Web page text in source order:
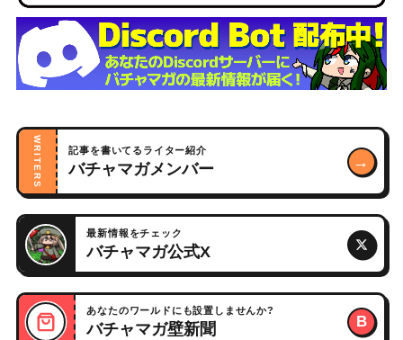
WRITERS 記事を書いてるライター紹介
バチャマガメンバー →
最新情報をチェック
バチャマガ公式X
あなたのワールドにも設置しませんか?
バチャマガ壁新聞 B